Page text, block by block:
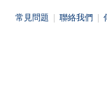
常見問題 聯絡我們